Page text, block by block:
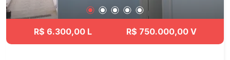
R$ 6.300,00 L R$ 750.000,00 V